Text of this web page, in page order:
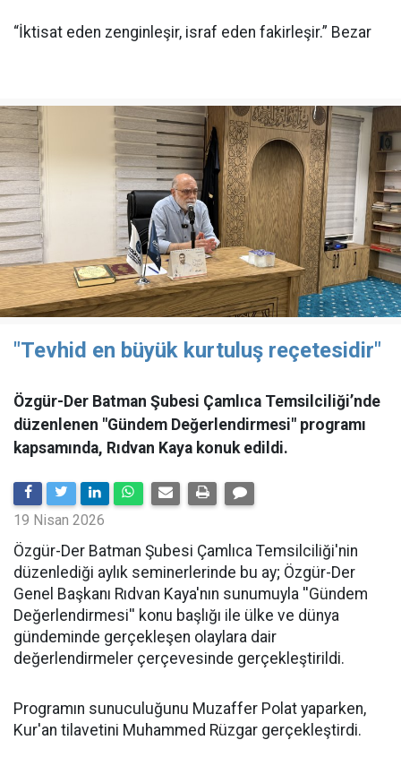
“İktisat eden zenginleşir, israf eden fakirleşir.” Bezar
"Tevhid en büyük kurtuluş reçetesidir"
Özgür-Der Batman Şubesi Çamlıca Temsilciliği’nde
düzenlenen "Gündem Değerlendirmesi" programı
kapsamında, Rıdvan Kaya konuk edildi.
19 Nisan 2026
​Özgür-Der Batman Şubesi Çamlıca Temsilciliği'nin
düzenlediği aylık seminerlerinde bu ay; Özgür-Der
Genel Başkanı Rıdvan Kaya'nın sunumuyla ''Gündem
Değerlendirmesi'' konu başlığı ile ülke ve dünya
gündeminde gerçekleşen olaylara dair
değerlendirmeler çerçevesinde gerçekleştirildi.
Programın sunuculuğunu Muzaffer Polat yaparken,
Kur'an tilavetini Muhammed Rüzgar gerçekleştirdi.